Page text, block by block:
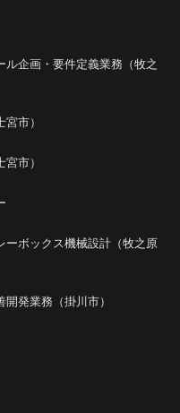
ル企画・要件定義業務（牧之
市）
市）
ーボックス機械設計（牧之原
発業務（掛川市）